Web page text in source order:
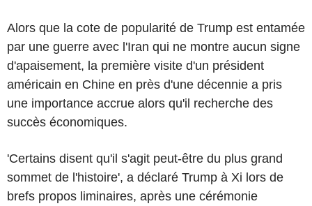
Alors que la cote de popularité de Trump est entamée
par une guerre avec l'Iran qui ne montre aucun signe
d'apaisement, la première visite d'un président
américain en Chine en près d'une décennie a pris
une importance accrue alors qu'il recherche des
succès économiques.
'Certains disent qu'il s'agit peut-être du plus grand
sommet de l'histoire', a déclaré Trump à Xi lors de
brefs propos liminaires, après une cérémonie